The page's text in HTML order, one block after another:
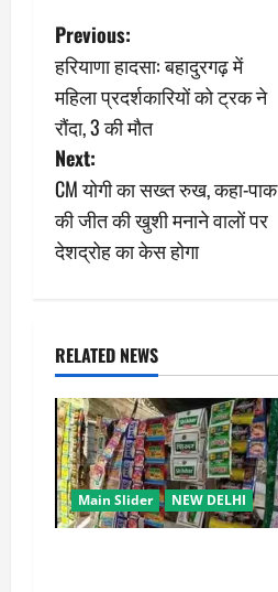
P
o
s
t
n
a
i
g
a
t
Previous:
हरियाणा हादसा: बहादुरगढ़ में
महिला प्रदर्शकारियों को ट्रक ने
रौंदा, 3 की मौत
Next:
CM योगी का सख्त रुख, कहा-पाक
की जीत की खुशी मनाने वालों पर
देशद्रोह का केस होगा
RELATED NEWS
Main Slider NEW DELHI